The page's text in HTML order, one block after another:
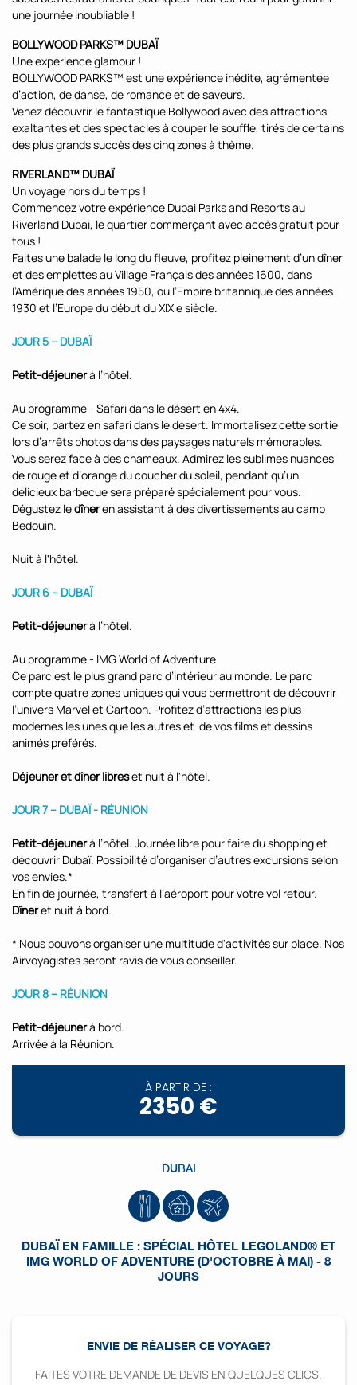
une journée inoubliable !
BOLLYWOOD PARKS™ DUBAÏ
Une expérience glamour !
BOLLYWOOD PARKS™ est une expérience inédite, agrémentée
d’action, de danse, de romance et de saveurs.
Venez découvrir le fantastique Bollywood avec des attractions
exaltantes et des spectacles à couper le souffle, tirés de certains
des plus grands succès des cinq zones à thème.
RIVERLAND™ DUBAÏ
Un voyage hors du temps !
Commencez votre expérience Dubai Parks and Resorts au
Riverland Dubai, le quartier commerçant avec accès gratuit pour
tous !
Faites une balade le long du fleuve, profitez pleinement d’un dîner
et des emplettes au Village Français des années 1600, dans
l’Amérique des années 1950, ou l’Empire britannique des années
1930 et l’Europe du début du XIX e siècle.
JOUR 5 – DUBAÏ
Petit-déjeunerà l’hôtel.
Au programme - Safari dans le désert en 4x4.
Ce soir, partez en safari dans le désert. Immortalisez cette sortie
lors d’arrêts photos dans des paysages naturels mémorables.
Vous serez face à des chameaux. Admirez les sublimes nuances
de rouge et d’orange du coucher du soleil, pendant qu’un
délicieux barbecue sera préparé spécialement pour vous.
Dégustez ledîneren assistant à des divertissements au camp
Bedouin.
Nuit à l'hôtel.
JOUR 6 – DUBAÏ
Petit-déjeunerà l’hôtel.
Au programme - IMG World of Adventure
Ce parc est le plus grand parc d’intérieur au monde. Le parc
compte quatre zones uniques qui vous permettront de découvrir
l’univers Marvel et Cartoon. Profitez d’attractions les plus
modernes les unes que les autres et de vos films et dessins
animés préférés.
Déjeuner etdîner libreset nuit à l'hôtel.
JOUR 7 – DUBAÏ - RÉUNION
Petit-déjeunerà l’hôtel. Journée libre pour faire du shopping et
découvrir Dubaï. Possibilité d’organiser d’autres excursions selon
vos envies.*
En fin de journée, transfert à l’aéroport pour votre vol retour.
Dîneret nuit à bord.
* Nous pouvons organiser une multitude d'activités sur place. Nos
Airvoyagistes seront ravis de vous conseiller.
JOUR 8 – RÉUNION
Petit-déjeunerà bord.
Arrivée à la Réunion.
À PARTIR DE :
2350 €
DUBAI
DUBAÏ EN FAMILLE : SPÉCIAL HÔTEL LEGOLAND® ET
IMG WORLD OF ADVENTURE (D'OCTOBRE À MAI) - 8
JOURS
ENVIE DE RÉALISER CE VOYAGE?
FAITES VOTRE DEMANDE DE DEVIS EN QUELQUES CLICS.